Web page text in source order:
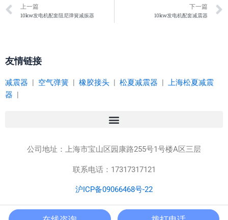
Prev
上一篇
10kw发电机配套阻尼弹簧减振器
下一篇
10kw发电机配套减震器
友情链接
减震器 | 空气弹簧 | 橡胶接头 | 松夏减震器 | 上海松夏减震
器 |
公司地址： 上海市宝山区园康路255号1号楼A区三层
联系电话：17317317121
沪ICP备09066468号-22
Copyright © 2023 上海松夏减震器有限公司 版权所有